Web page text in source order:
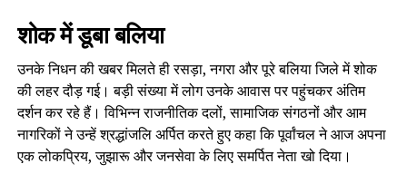
शोक में डूबा बलिया
उनके निधन की खबर मिलते ही रसड़ा, नगरा और पूरे बलिया जिले में शोक
की लहर दौड़ गई। बड़ी संख्या में लोग उनके आवास पर पहुंचकर अंतिम
दर्शन कर रहे हैं। विभिन्न राजनीतिक दलों, सामाजिक संगठनों और आम
नागरिकों ने उन्हें श्रद्धांजलि अर्पित करते हुए कहा कि पूर्वांचल ने आज अपना
एक लोकप्रिय, जुझारू और जनसेवा के लिए समर्पित नेता खो दिया।